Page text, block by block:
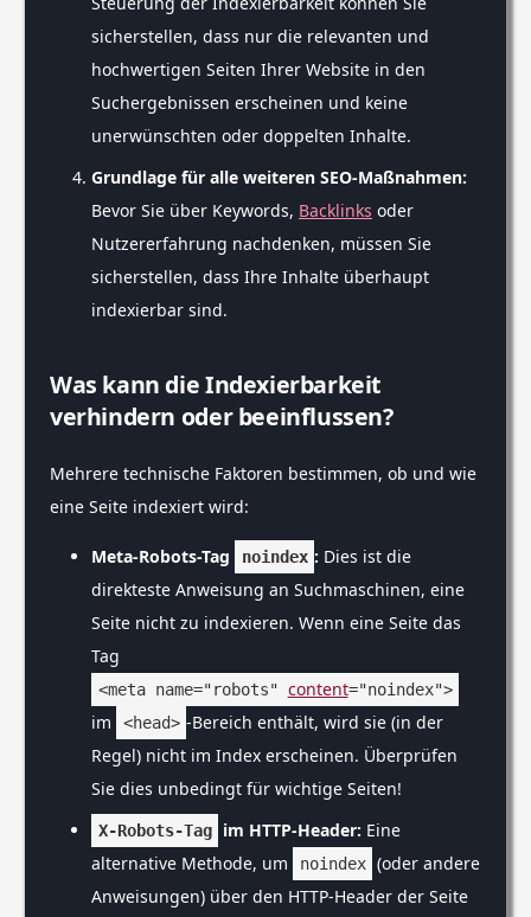
sicherstellen, dass nur die relevanten und
hochwertigen Seiten Ihrer Website in den
Suchergebnissen erscheinen und keine
unerwünschten oder doppelten Inhalte.
Grundlage für alle weiteren SEO-Maßnahmen:
Bevor Sie über Keywords, Backlinks oder
Nutzererfahrung nachdenken, müssen Sie
sicherstellen, dass Ihre Inhalte überhaupt
indexierbar sind.
Was kann die Indexierbarkeit
verhindern oder beeinflussen?
Mehrere technische Faktoren bestimmen, ob und wie
eine Seite indexiert wird:
Meta-Robots-Tag noindex : Dies ist die
direkteste Anweisung an Suchmaschinen, eine
Seite nicht zu indexieren. Wenn eine Seite das
Tag
<meta name="robots" content="noindex">
im <head> -Bereich enthält, wird sie (in der
Regel) nicht im Index erscheinen. Überprüfen
Sie dies unbedingt für wichtige Seiten!
X-Robots-Tag im HTTP-Header: Eine
alternative Methode, um
noindex (oder andere
Anweisungen) über den HTTP-Header der Seite